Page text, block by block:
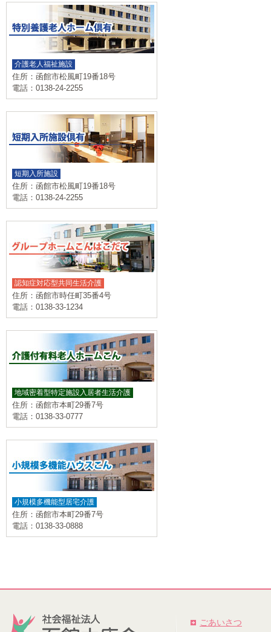
介護老人福祉施設
住所：函館市松風町19番18号
電話：0138-24-2255
短期入所施設
住所：函館市松風町19番18号
電話：0138-24-2255
認知症対応型共同生活介護
住所：函館市時任町35番4号
電話：0138-33-1234
地域密着型特定施設入居者生活介護
住所：函館市本町29番7号
電話：0138-33-0777
小規模多機能型居宅介護
住所：函館市本町29番7号
電話：0138-33-0888
ごあいさつ